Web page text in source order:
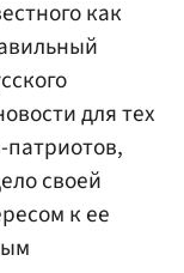
как
для тех
своей
к ее